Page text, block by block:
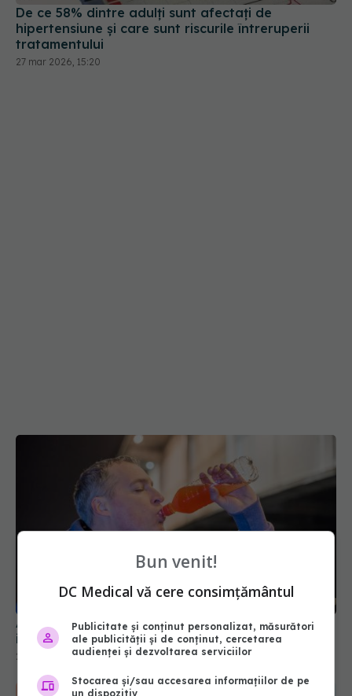
De ce 58% dintre adulți sunt afectați de
hipertensiune și care sunt riscurile întreruperii
tratamentului
27 mar 2026, 15:20
Adevărul din spatele sucurilor: ce se întâmplă cu
inima ta dacă le bei zilnic
23 iun 2026, 11:59
Bun venit!
DC Medical vă cere consimțământul
Publicitate și conținut personalizat, măsurători
ale publicității și de conținut, cercetarea
audienței și dezvoltarea serviciilor
Stocarea și/sau accesarea informațiilor de pe
un dispozitiv